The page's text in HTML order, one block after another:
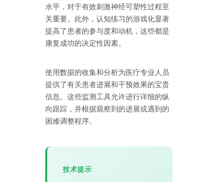
水平，对于有效刺激神经可塑性过程至
关重要。此外，认知练习的游戏化显著
提高了患者的参与度和动机，这些都是
康复成功的决定性因素。
使用数据的收集和分析为医疗专业人员
提供了有关患者进展和干预效果的宝贵
信息。这些监测工具允许进行详细的纵
向跟踪，并根据观察到的进展或遇到的
困难调整程序。
技术提示